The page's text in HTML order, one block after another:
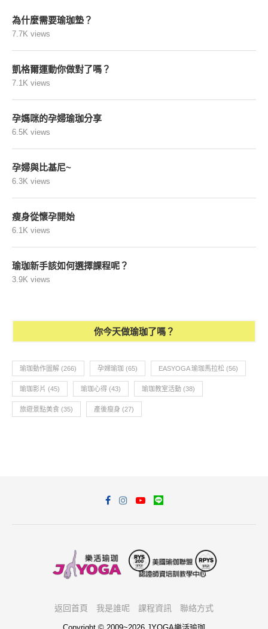
為什麼需要瑜珈墊？
7.7K views
凱格爾運動你做對了嗎？
7.1K views
孕媽咪的孕婦瑜珈分享
6.5K views
孕婦與比基尼~
6.3K views
瘦身從懷孕開始
6.1K views
瑜珈新手該如何選擇課程呢？
3.9K views
你今天做瑜珈了嗎？
瑜珈動作圖解 (266) 孕婦瑜珈 (65) EASYOGA 瑜珈馬拉松 (56)
瑜珈影片 (45) 瑜珈心得 (43) 瑜珈教室活動 (38)
旅遊景點美食 (35) 產後瘦身 (27)
返回首頁 我是誰呢 課程資訊 聯絡方式
Copyright © 2009~2026 JYOGA樂活瑜珈